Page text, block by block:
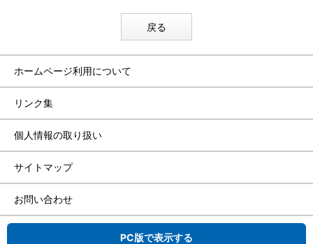
戻る
ホームページ利用について
リンク集
個人情報の取り扱い
サイトマップ
お問い合わせ
PC版で表示する